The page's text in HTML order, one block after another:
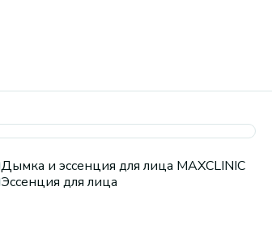
Дымка и эссенция для лица MAXCLINIC
Эссенция для лица